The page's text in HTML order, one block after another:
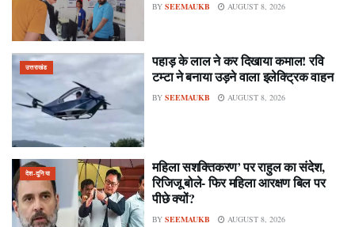
BY SEEMAUKB AUGUST 8, 2026
उत्तराखंड
पहाड़ के लाल ने कर दिखाया कमाल! रवि
टम्टा ने बनाया उड़ने वाला इलेक्ट्रिक वाहन
BY SEEMAUKB AUGUST 8, 2026
देश-दुनिया
महिला सशक्तिकरण’ पर राहुल का संदेश,
रिजिजू बोले- फिर महिला आरक्षण बिल पर
पीछे क्यों?
BY SEEMAUKB AUGUST 8, 2026